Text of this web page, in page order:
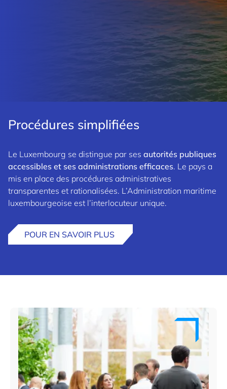
Procédures simplifiées
Le Luxembourg se distingue par ses autorités publiques
accessibles et ses administrations efficaces. Le pays a
mis en place des procédures administratives
transparentes et rationalisées. L’Administration maritime
luxembourgeoise est l’interlocuteur unique.
POUR EN SAVOIR PLUS